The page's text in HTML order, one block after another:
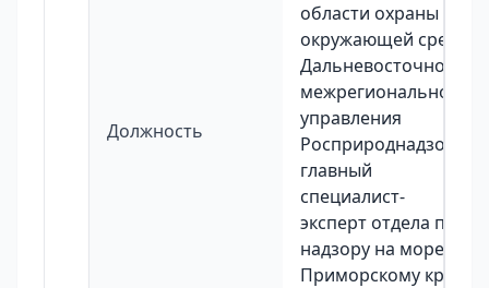
Должность
области охраны
окружающей среды
Дальневосточного
межрегионального
управления
Росприроднадзора,
главный
специалист-
эксперт отдела по
надзору на море по
Приморскому краю